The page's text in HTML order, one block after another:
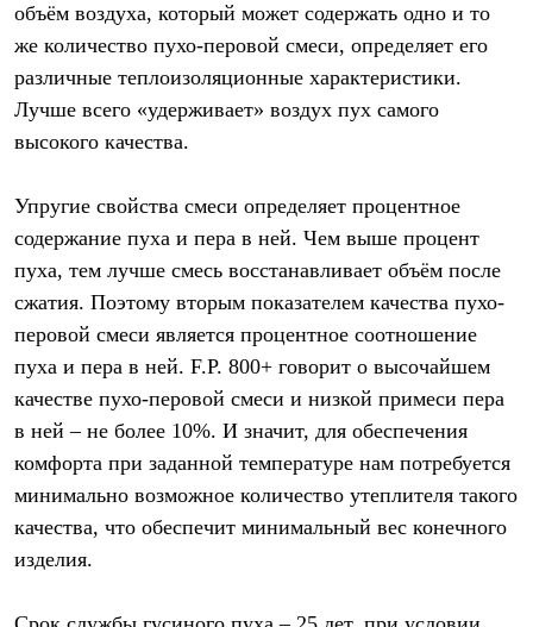
Полезные аксессуары
Еда
Коврики
Обувь
Женская обувь
Сапоги
Ботинки
Кроссовки
Гамаши и бахилы
Гамаши
Бахилы
Тапочки и чуни
Тапочки
Чуни
Уход за обувью
Аксессуары
Головные уборы
Балаклавы и маски
Кепки и бейсболки
Повязки
Шарфы
Перчатки и рукавицы
объём воздуха, который может содержать одно и то
же количество пухо-перовой смеси, определяет его
различные теплоизоляционные характеристики.
Лучше всего «удерживает» воздух пух самого
высокого качества.
Упругие свойства смеси определяет процентное
содержание пуха и пера в ней. Чем выше процент
пуха, тем лучше смесь восстанавливает объём после
сжатия. Поэтому вторым показателем качества пухо-
перовой смеси является процентное соотношение
пуха и пера в ней. F.P. 800+ говорит о высочайшем
качестве пухо-перовой смеси и низкой примеси пера
в ней – не более 10%. И значит, для обеспечения
комфорта при заданной температуре нам потребуется
минимально возможное количество утеплителя такого
качества, что обеспечит минимальный вес конечного
изделия.